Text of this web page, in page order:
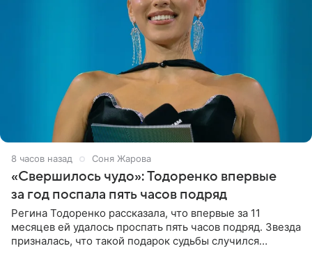
8 часов назад Соня Жарова
«Свершилось чудо»: Тодоренко впервые
за год поспала пять часов подряд
Регина Тодоренко рассказала, что впервые за 11
месяцев ей удалось проспать пять часов подряд. Звезда
призналась, что такой подарок судьбы случился